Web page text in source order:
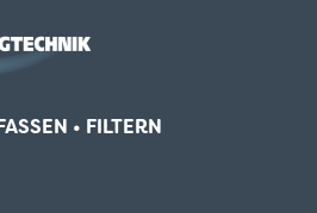
• FILTERN